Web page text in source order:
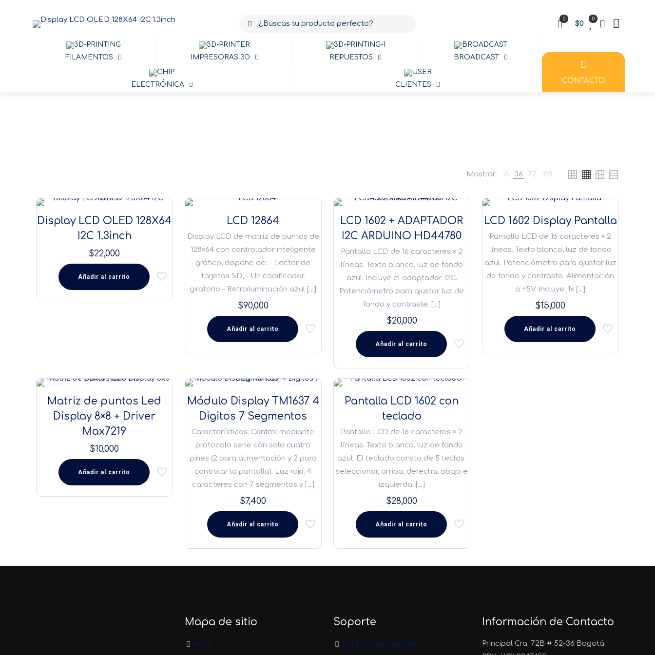
0
$0
0
FILAMENTOS IMPRESORAS 3D REPUESTOS BROADCAST
ELECTRÓNICA CLIENTES CONTACTO
Mostrar: 18 36 72 108
Display LCD OLED 128X64
I2C 1.3inch
$22,000
Añadir al carrito
LCD 12864
Display LCD de matriz de puntos de
128×64 con controlador inteligente
gráfico, dispone de: – Lector de
tarjetas SD, – Un codificador
giratorio – Retroiluminación azul […]
$90,000
Añadir al carrito
LCD 1602 + ADAPTADOR
I2C ARDUINO HD44780
Pantalla LCD de 16 caracteres × 2
líneas. Texto blanco, luz de fondo
azul. Incluye el adaptador I2C.
Potenciómetro para ajustar luz de
fondo y contraste. […]
$20,000
Añadir al carrito
LCD 1602 Display Pantalla
Pantalla LCD de 16 caracteres × 2
líneas. Texto blanco, luz de fondo
azul. Potenciómetro para ajustar luz
de fondo y contraste. Alimentación
a +5V. Incluye: 1x […]
$15,000
Añadir al carrito
Matriz de puntos Led
Display 8×8 + Driver
Max7219
$10,000
Añadir al carrito
Módulo Display TM1637 4
Digitos 7 Segmentos
Características: Control mediante
protocolo serie con solo cuatro
pines (2 para alimentación y 2 para
controlar la pantalla). Luz roja. 4
caracteres con 7 segmentos y[…]
$7,400
Añadir al carrito
Pantalla LCD 1602 con
teclado
Pantalla LCD de 16 caracteres × 2
líneas. Texto blanco, luz de fondo
azul. El teclado consta de 5 teclas:
seleccionar, arriba, derecha, abajo e
izquierda. […]
$28,000
Añadir al carrito
Mapa de sitio
Inicio
Soporte
Políticas de Garantía
Información de Contacto
Principal Cra. 72B # 52-36 Bogotá